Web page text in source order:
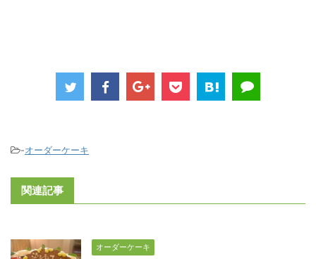
-オーダーケーキ
関連記事
オーダーケーキ